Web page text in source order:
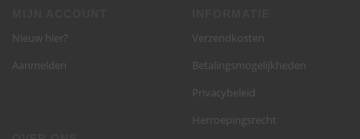
Nieuw hier?
Aanmelden
Verzendkosten
Betalingsmogelijkheden
Privacybeleid
Herroepingsrecht